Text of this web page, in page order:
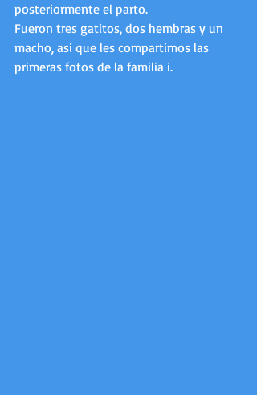
posteriormente el parto.
Fueron tres gatitos, dos hembras y un
macho, así que les compartimos las
primeras fotos de la familia i.